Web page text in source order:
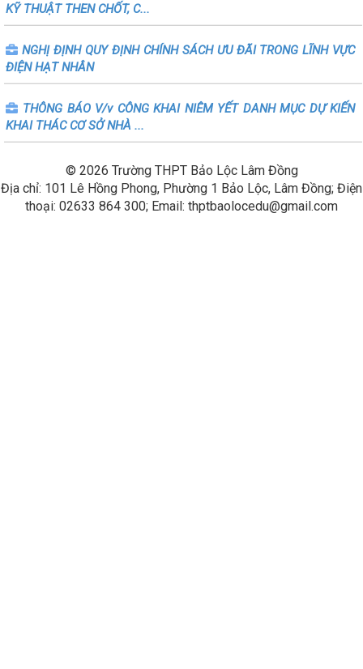
KỸ THUẬT THEN CHỐT, C...
NGHỊ ĐỊNH QUY ĐỊNH CHÍNH SÁCH ƯU ĐÃI TRONG LĨNH VỰC
ĐIỆN HẠT NHÂN
THÔNG BÁO V/v CÔNG KHAI NIÊM YẾT DANH MỤC DỰ KIẾN
KHAI THÁC CƠ SỞ NHÀ ...
© 2026 Trường THPT Bảo Lộc Lâm Đồng
Địa chỉ: 101 Lê Hồng Phong, Phường 1 Bảo Lộc, Lâm Đồng; Điện
thoại: 02633 864 300; Email: thptbaolocedu@gmail.com